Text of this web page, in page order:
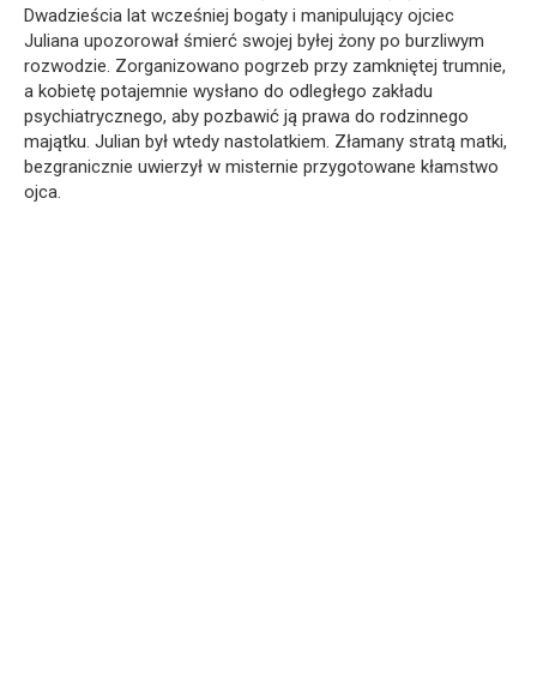
Dwadzieścia lat wcześniej bogaty i manipulujący ojciec
Juliana upozorował śmierć swojej byłej żony po burzliwym
rozwodzie. Zorganizowano pogrzeb przy zamkniętej trumnie,
a kobietę potajemnie wysłano do odległego zakładu
psychiatrycznego, aby pozbawić ją prawa do rodzinnego
majątku. Julian był wtedy nastolatkiem. Złamany stratą matki,
bezgranicznie uwierzył w misternie przygotowane kłamstwo
ojca.